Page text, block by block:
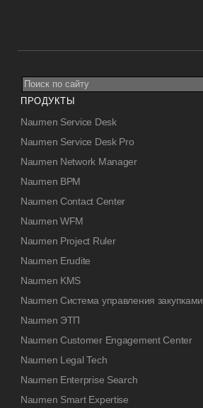
ПРОДУКТЫ
Naumen Service Desk
Naumen Service Desk Pro
Naumen Network Manager
Naumen BPM
Naumen Contact Center
Naumen WFM
Naumen Project Ruler
Naumen Erudite
Naumen KMS
Naumen Система управления закупками
Naumen ЭТП
Naumen Customer Engagement Center
Naumen Legal Tech
Naumen Enterprise Search
Naumen Smart Expertise